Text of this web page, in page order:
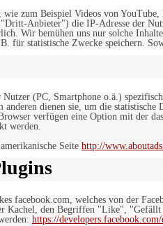
zum Beispiel Videos von
Anbieter") die IP-Adresse der
Wir bemühen uns nur solche
statistische Zwecke speichern.
(PC, Smartphone o.ä.)
dienen sie, um die statistische
verfügen eine Option mit der
werden.
Seite http://
facebook.com, welches von der
Kachel, den Begriffen "Like",
https://